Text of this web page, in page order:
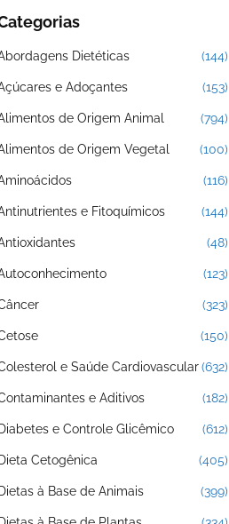
Dietéticas (144)
e Adoçantes (153)
de Origem Animal (794)
de Origem Vegetal (100)
(116)
e Fitoquímicos (144)
(48)
(123)
(323)
(150)
e Saúde Cardiovascular(632)
e Aditivos (182)
Diabetes e Controle Glicêmico (612)
Dieta Cetogênica (405)
Dietas à Base de Animais (399)